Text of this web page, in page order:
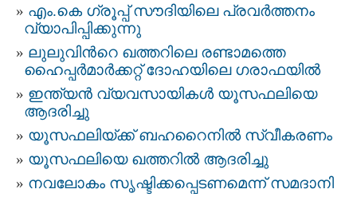
എം.കെ ഗ്രൂപ്പ് സൗദിയിലെ പ്രവര്‍ത്തനം
വ്യാപിപ്പിക്കുന്നു
ലുലുവിന്‍റെ ഖത്തറിലെ രണ്ടാമത്തെ
ഹൈപ്പര്‍മാര്‍ക്കറ്റ് ദോഹയിലെ ഗരാഫയില്‍
ഇന്ത്യന്‍ വ്യവസായികള്‍ യൂസഫലിയെ
ആദരിച്ചു
യൂസഫലിയ്ക്ക് ബഹറൈനില്‍ സ്വീകരണം
യൂസഫലിയെ ഖത്തറില്‍ ആദരിച്ചു
നവലോകം സൃഷ്ടിക്കപ്പെടണമെന്ന് സമദാനി